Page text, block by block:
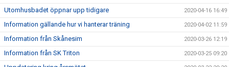
Utomhusbadet öppnar upp tidigare 2020-04-16 16:49
Information gällande hur vi hanterar träning 2020-04-02 11:59
Information från Skånesim 2020-03-26 12:19
Information från SK Triton 2020-03-25 09:20